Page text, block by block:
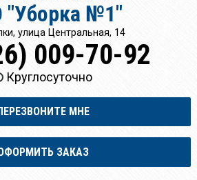
"Уборка №1"
улица Центральная, 14
009-70-92
Круглосуточно
МНЕ
ЗАКАЗ